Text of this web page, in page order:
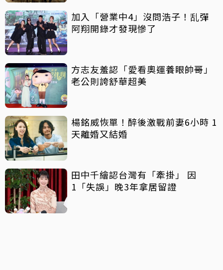
加入「營業中4」沒問浩子！乱彈
阿翔開錄才發現慘了
方志友羞認「愛看奧運養眼帥哥」
老公則誇舒華超美
楊銘威恢單！醉後激戰前妻6小時 1
天離婚又結婚
田中千繪認台灣有「牽掛」 因
1「失誤」晚3年拿居留證